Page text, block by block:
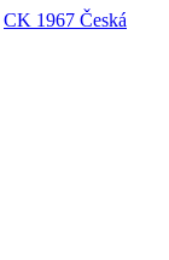
CK 1967 Česká